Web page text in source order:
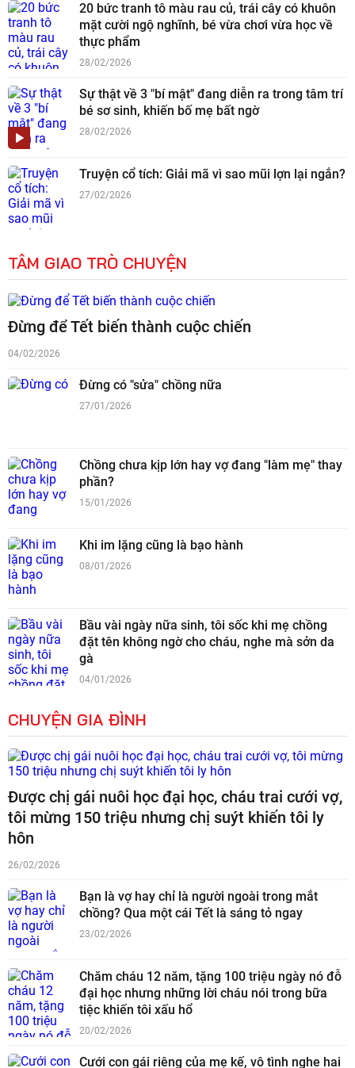
20 bức tranh tô màu rau củ, trái cây có khuôn
mặt cười ngộ nghĩnh, bé vừa chơi vừa học về
thực phẩm
28/02/2026
Sự thật về 3 "bí mật" đang diễn ra trong tâm trí
bé sơ sinh, khiến bố mẹ bất ngờ
28/02/2026
Truyện cổ tích: Giải mã vì sao mũi lợn lại ngắn?
27/02/2026
TÂM GIAO TRÒ CHUYỆN
Đừng để Tết biến thành cuộc chiến
04/02/2026
Đừng có "sửa" chồng nữa
27/01/2026
Chồng chưa kịp lớn hay vợ đang "làm mẹ" thay
phần?
15/01/2026
Khi im lặng cũng là bạo hành
08/01/2026
Bầu vài ngày nữa sinh, tôi sốc khi mẹ chồng
đặt tên không ngờ cho cháu, nghe mà sởn da
gà
04/01/2026
CHUYỆN GIA ĐÌNH
Được chị gái nuôi học đại học, cháu trai cưới vợ,
tôi mừng 150 triệu nhưng chị suýt khiến tôi ly
hôn
26/02/2026
Bạn là vợ hay chỉ là người ngoài trong mắt
chồng? Qua một cái Tết là sáng tỏ ngay
23/02/2026
Chăm cháu 12 năm, tặng 100 triệu ngày nó đỗ
đại học nhưng những lời cháu nói trong bữa
tiệc khiến tôi xấu hổ
20/02/2026
Cưới con gái riêng của mẹ kế, vô tình nghe hai